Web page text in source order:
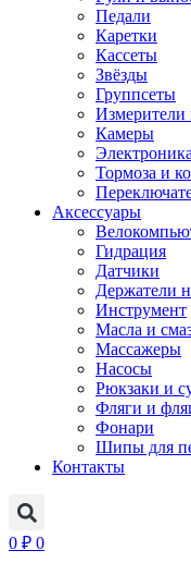
Педали
Каретки
Кассеты
Звёзды
Группсеты
Камеры
Тормоза и
Аксессуары
Гидрация
Датчики
Держатели
Инструмент
Масла и
Массажеры
Насосы
Рюкзаки и
Фляги и
Фонари
Шипы для
Контакты
0 ₽ 0